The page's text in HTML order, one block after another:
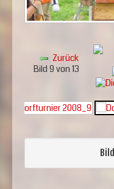
Zurück
Bild 9 von 13